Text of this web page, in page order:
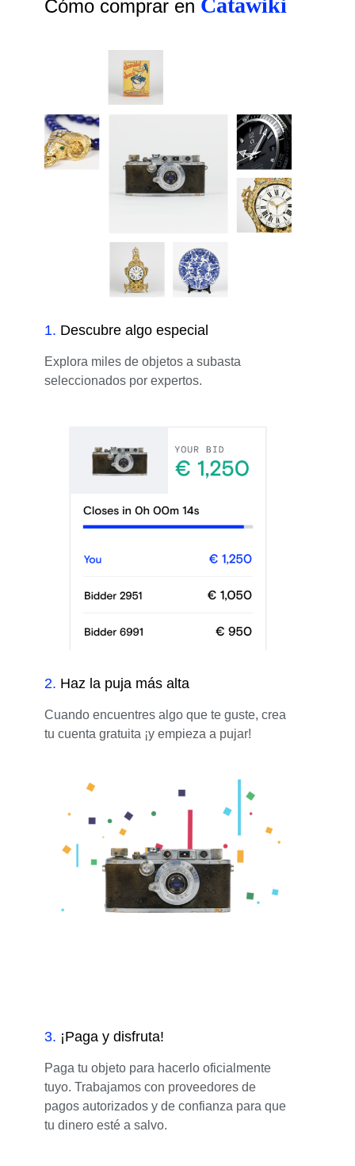
Cómo comprar en Catawiki
1. Descubre algo especial
Explora miles de objetos a subasta
seleccionados por expertos.
2. Haz la puja más alta
Cuando encuentres algo que te guste, crea
tu cuenta gratuita ¡y empieza a pujar!
3. ¡Paga y disfruta!
Paga tu objeto para hacerlo oficialmente
tuyo. Trabajamos con proveedores de
pagos autorizados y de confianza para que
tu dinero esté a salvo.